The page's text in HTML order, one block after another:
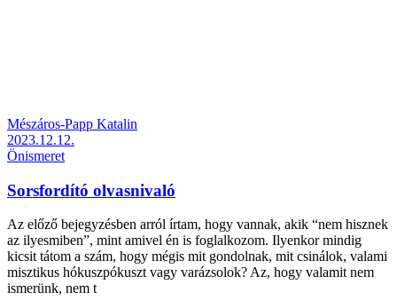
Mészáros-Papp Katalin
2023.12.12.
Önismeret
Sorsfordító olvasnivaló
Az előző bejegyzésben arról írtam, hogy vannak, akik “nem hisznek
az ilyesmiben”, mint amivel én is foglalkozom. Ilyenkor mindig
kicsit tátom a szám, hogy mégis mit gondolnak, mit csinálok, valami
misztikus hókuszpókuszt vagy varázsolok? Az, hogy valamit nem
ismerünk, nem t